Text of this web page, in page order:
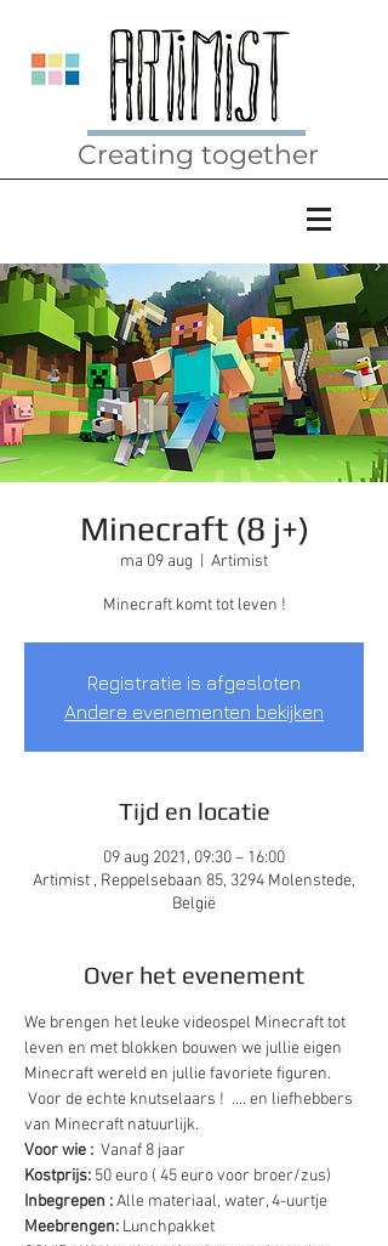
Creating together
Minecraft (8 j+)
ma 09 aug Artimist
Minecraft komt tot leven !
Registratie is afgesloten
Andere evenementen bekijken
Tijd en locatie
09 aug 2021, 09:30 – 16:00
Artimist , Reppelsebaan 85, 3294 Molenstede,
België
Over het evenement
We brengen het leuke videospel Minecraft tot
leven en met blokken bouwen we jullie eigen
Minecraft wereld en jullie favoriete figuren.
Voor de echte knutselaars !  .... en liefhebbers
van Minecraft natuurlijk.
Voor wie : Vanaf 8 jaar
Kostprijs: 50 euro ( 45 euro voor broer/zus)
Inbegrepen : Alle materiaal, water, 4-uurtje
Meebrengen: Lunchpakket